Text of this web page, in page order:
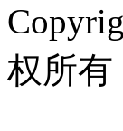
权所有